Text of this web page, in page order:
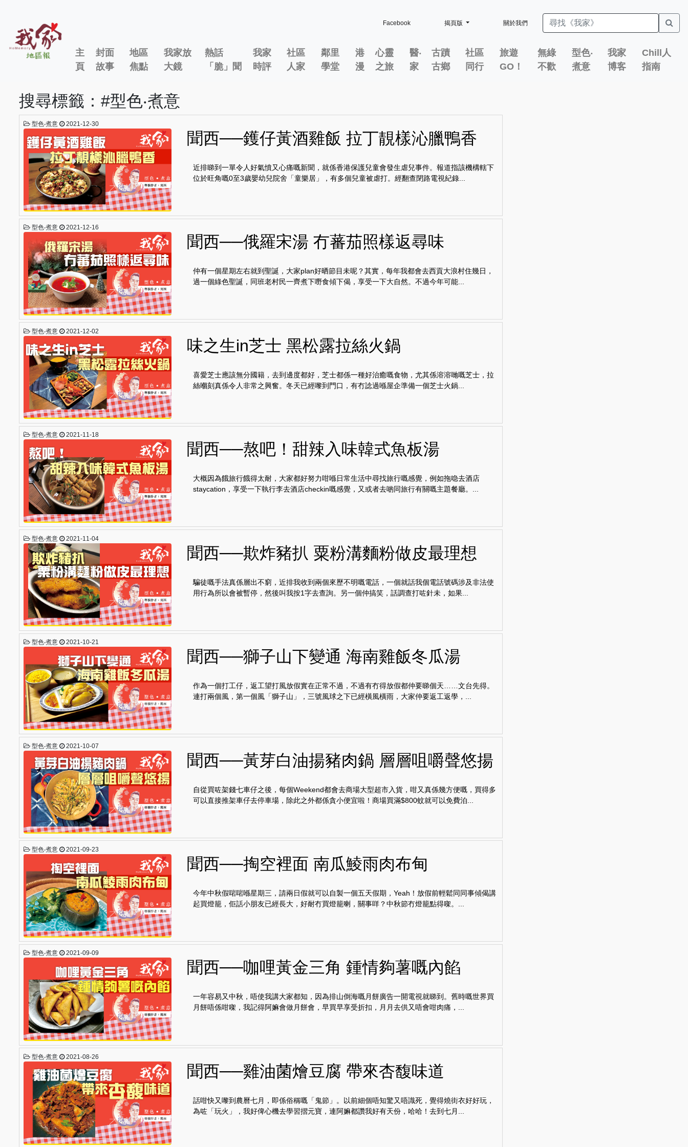
Facebook 揭頁版 關於我們
主
頁
封面
故事
地區
焦點
我家放
大鏡
熱話
「脆」聞
我家
時評
社區
人家
鄰里
學堂
港
漫
心靈
之旅
醫‧
家
古蹟
古鄉
社區
同行
旅遊
GO！
無綠
不歡
型色‧
煮意
我家
博客
Chill人
指南
搜尋標籤：#型色‧煮意
型色‧煮意 2021-12-30
聞西──鑊仔黃酒雞飯 拉丁靚樣沁臘鴨香
近排睇到一單令人好氣憤又心痛嘅新聞，就係香港保護兒童會發生虐兒事件。報道指該機構轄下
位於旺角嘅0至3歲嬰幼兒院舍「童樂居」，有多個兒童被虐打。經翻查閉路電視紀錄...
型色‧煮意 2021-12-16
聞西──俄羅宋湯 冇蕃茄照樣返尋味
仲有一個星期左右就到聖誕，大家plan好晒節目未呢？其實，每年我都會去西貢大浪村住幾日，
過一個綠色聖誕，同班老村民一齊煮下嘢食傾下偈，享受一下大自然。不過今年可能...
型色‧煮意 2021-12-02
味之生in芝士 黑松露拉絲火鍋
喜愛芝士應該無分國籍，去到邊度都好，芝士都係一種好治癒嘅食物，尤其係溶溶哋嘅芝士，拉
絲嗰刻真係令人非常之興奮。冬天已經嚟到門口，有冇諗過喺屋企準備一個芝士火鍋...
型色‧煮意 2021-11-18
聞西──熬吧！甜辣入味韓式魚板湯
大概因為餓旅行餓得太耐，大家都好努力咁喺日常生活中尋找旅行嘅感覺，例如拖喼去酒店
staycation，享受一下執行李去酒店checkin嘅感覺，又或者去啲同旅行有關嘅主題餐廳。...
型色‧煮意 2021-11-04
聞西──欺炸豬扒 粟粉溝麵粉做皮最理想
騙徒嘅手法真係層出不窮，近排我收到兩個來歷不明嘅電話，一個就話我個電話號碼涉及非法使
用行為所以會被暫停，然後叫我按1字去查詢。另一個仲搞笑，話調查打咗針未，如果...
型色‧煮意 2021-10-21
聞西──獅子山下變通 海南雞飯冬瓜湯
作為一個打工仔，返工望打風放假實在正常不過，不過有冇得放假都仲要睇個天……文台先得。
連打兩個風，第一個風「獅子山」，三號風球之下已經橫風橫雨，大家仲要返工返學，...
型色‧煮意 2021-10-07
聞西──黃芽白油揚豬肉鍋 層層咀嚼聲悠揚
自從買咗架錢七車仔之後，每個Weekend都會去商場大型超市入貨，咁又真係幾方便嘅，買得多
可以直接推架車仔去停車場，除此之外都係貪小便宜啦！商場買滿$800蚊就可以免費泊...
型色‧煮意 2021-09-23
聞西──掏空裡面 南瓜鯪雨肉布甸
今年中秋假啱啱喺星期三，請兩日假就可以自製一個五天假期，Yeah！放假前輕鬆同同事傾偈講
起買燈籠，佢話小朋友已經長大，好耐冇買燈籠喇，關事咩？中秋節冇燈籠點得㗎。...
型色‧煮意 2021-09-09
聞西──咖哩黃金三角 鍾情夠薯嘅內餡
一年容易又中秋，唔使我講大家都知，因為排山倒海嘅月餅廣告一開電視就睇到。舊時嘅世界買
月餅唔係咁㗎，我記得阿嫲會做月餅會，早買早享受折扣，月月去供又唔會咁肉痛，...
型色‧煮意 2021-08-26
聞西──雞油菌燴豆腐 帶來杏馥味道
話咁快又嚟到農曆七月，即係俗稱嘅「鬼節」。以前細個唔知驚又唔識死，覺得燒街衣好好玩，
為咗「玩火」，我好俾心機去學習摺元寶，連阿嫲都讚我好有天份，哈哈！去到七月...